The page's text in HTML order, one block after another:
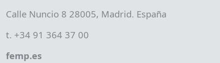
Calle Nuncio 8 28005, Madrid. España
t. +34 91 364 37 00
femp.es